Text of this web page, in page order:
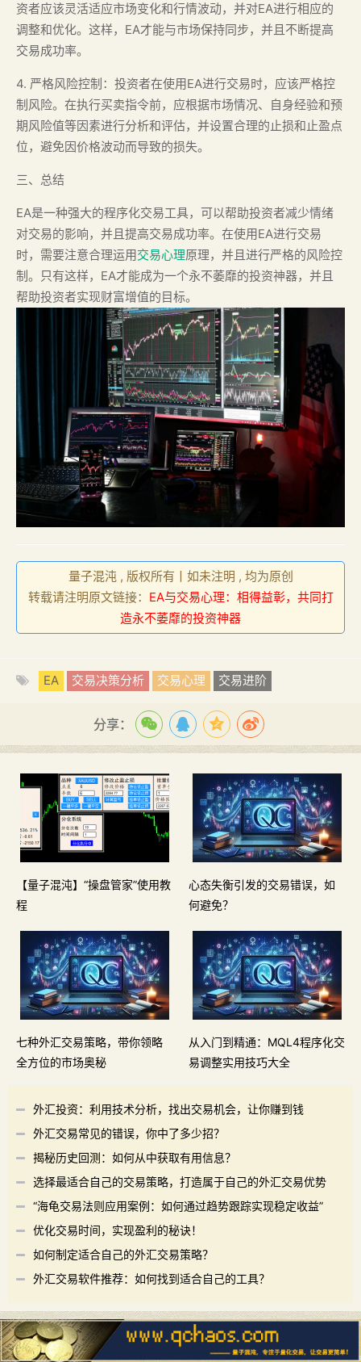
资者应该灵活适应市场变化和行情波动，并对EA进行相应的
调整和优化。这样，EA才能与市场保持同步，并且不断提高
交易成功率。
4. 严格风险控制：投资者在使用EA进行交易时，应该严格控
制风险。在执行买卖指令前，应根据市场情况、自身经验和预
期风险值等因素进行分析和评估，并设置合理的止损和止盈点
位，避免因价格波动而导致的损失。
三、总结
EA是一种强大的程序化交易工具，可以帮助投资者减少情绪
对交易的影响，并且提高交易成功率。在使用EA进行交易
时，需要注意合理运用交易心理原理，并且进行严格的风险控
制。只有这样，EA才能成为一个永不萎靡的投资神器，并且
帮助投资者实现财富增值的目标。
量子混沌 , 版权所有丨如未注明 , 均为原创
转载请注明原文链接： EA与交易心理：相得益彰，共同打
造永不萎靡的投资神器
EA 交易决策分析 交易心理 交易进阶
分享：
【量子混沌】“操盘管家”使用教
程
心态失衡引发的交易错误，如
何避免？
七种外汇交易策略，带你领略
全方位的市场奥秘
从入门到精通：MQL4程序化交
易调整实用技巧大全
外汇投资：利用技术分析，找出交易机会，让你赚到钱
外汇交易常见的错误，你中了多少招？
揭秘历史回测：如何从中获取有用信息？
选择最适合自己的交易策略，打造属于自己的外汇交易优势
“海龟交易法则应用案例：如何通过趋势跟踪实现稳定收益”
优化交易时间，实现盈利的秘诀！
如何制定适合自己的外汇交易策略？
外汇交易软件推荐：如何找到适合自己的工具？